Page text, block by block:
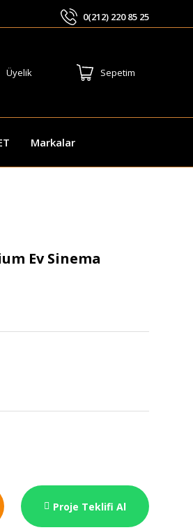
0(212) 220 85 25
Üyelik Sepetim
Markalar
Ev Sinema
Proje Teklifi Al